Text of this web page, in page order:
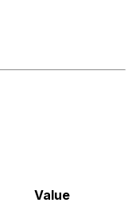
Value